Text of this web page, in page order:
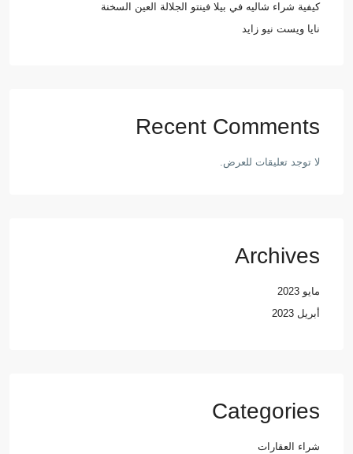
كيفية شراء شاليه في بيلا فينتو الجلالة العين السخنة
نايا ويست نيو زايد
Recent Comments
لا توجد تعليقات للعرض.
Archives
مايو 2023
أبريل 2023
Categories
شراء العقارات